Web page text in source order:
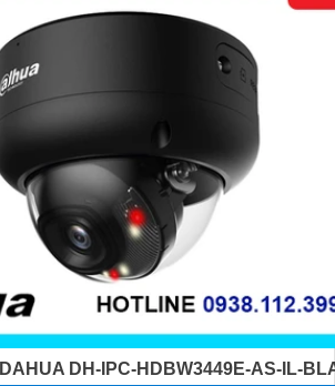
DH-IPC-HDBW3449E-AS-IL-